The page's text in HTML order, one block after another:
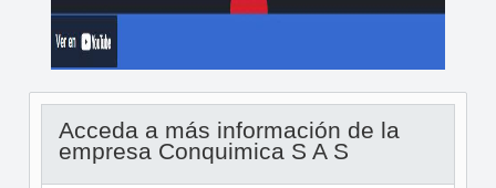
Acceda a más información de la
empresa Conquimica S A S